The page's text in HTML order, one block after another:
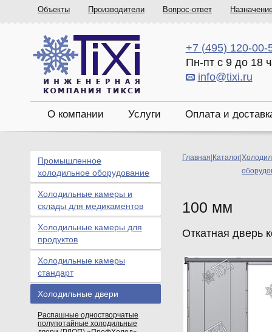
Объекты Производители Вопрос-ответ
+7 (495) 120-00-
Пн-пт с 9 до 18
info@tixi.ru
О компании Услуги Оплата и
Главная Каталог
100 мм
Откатная дверь
Промышленное
холодильное оборудование
Холодильные камеры и
склады для медикаментов
Холодильные камеры для
продуктов
Холодильные камеры
стандарт
Холодильные двери
Распашные одностворчатые
полупотайные холодильные